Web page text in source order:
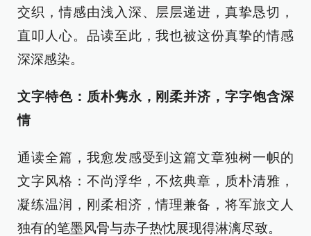
交织，情感由浅入深、层层递进，真挚恳切，
直叩人心。品读至此，我也被这份真挚的情感
深深感染。
文字特色：质朴隽永，刚柔并济，字字饱含深
情
通读全篇，我愈发感受到这篇文章独树一帜的
文字风格：不尚浮华，不炫典章，质朴清雅，
凝练温润，刚柔相济，情理兼备，将军旅文人
独有的笔墨风骨与赤子热忱展现得淋漓尽致。